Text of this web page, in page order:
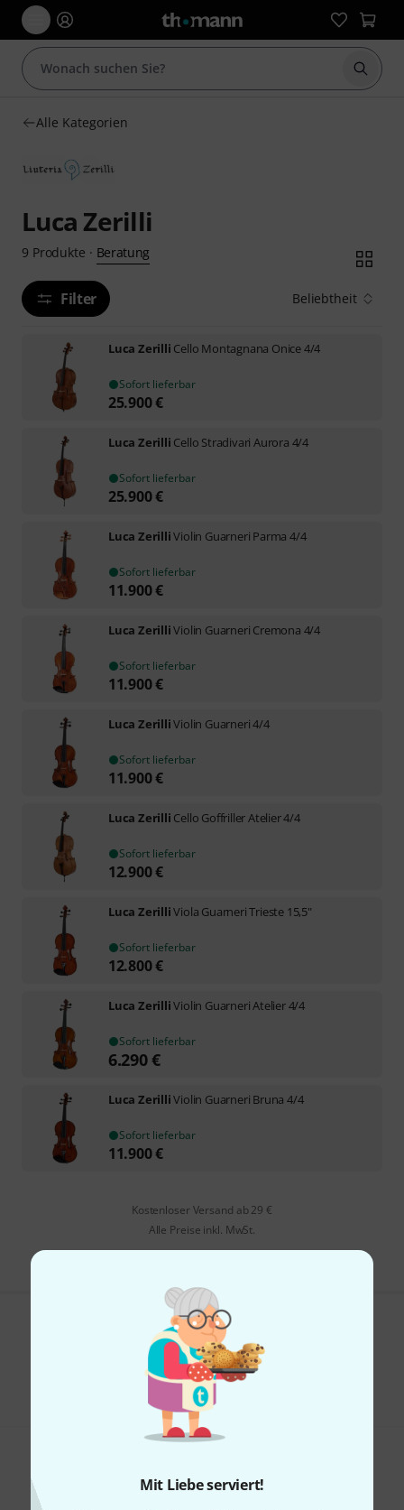
Mit Liebe serviert!
Suche
Alle Kategorien
Luca Zerilli
9 Produkte · Beratung
Filter Beliebtheit
Luca Zerilli Cello Montagnana Onice 4/4
Sofort lieferbar
25.900€
Luca Zerilli Cello Stradivari Aurora 4/4
Sofort lieferbar
25.900€
Luca ZerilliViolin Guarneri Parma 4/4
Sofort lieferbar
11.900€
Luca ZerilliViolin Guarneri Cremona 4/4
Sofort lieferbar
11.900€
Luca ZerilliViolin Guarneri 4/4
Sofort lieferbar
11.900€
Luca Zerilli Cello Goffriller Atelier 4/4
Sofort lieferbar
12.900€
Luca ZerilliViola Guarneri Trieste 15,5"
Sofort lieferbar
12.800€
Luca ZerilliViolin Guarneri Atelier 4/4
Sofort lieferbar
6.290€
Luca ZerilliViolin Guarneri Bruna 4/4
Sofort lieferbar
11.900€
Kostenloser Versand ab 29 €
Alle Preise inkl. MwSt.
Gefällt Ihnen, was Sie sehen?
Teilen Hilfe & Feedback